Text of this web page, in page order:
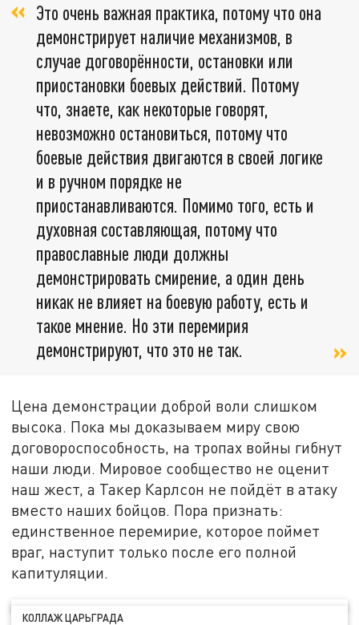
Это очень важная практика, потому что она
демонстрирует наличие механизмов, в
случае договорённости, остановки или
приостановки боевых действий. Потому
что, знаете, как некоторые говорят,
невозможно остановиться, потому что
боевые действия двигаются в своей логике
и в ручном порядке не
приостанавливаются. Помимо того, есть и
духовная составляющая, потому что
православные люди должны
демонстрировать смирение, а один день
никак не влияет на боевую работу, есть и
такое мнение. Но эти перемирия
демонстрируют, что это не так.
Цена демонстрации доброй воли слишком
высока. Пока мы доказываем миру свою
договороспособность, на тропах войны гибнут
наши люди. Мировое сообщество не оценит
наш жест, а Такер Карлсон не пойдёт в атаку
вместо наших бойцов. Пора признать:
единственное перемирие, которое поймет
враг, наступит только после его полной
капитуляции.
КОЛЛАЖ ЦАРЬГРАДА